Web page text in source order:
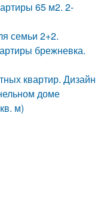
65 м2. 2-
семьи 2+2.
брежневка.
квартир. Дизайн
доме
м)